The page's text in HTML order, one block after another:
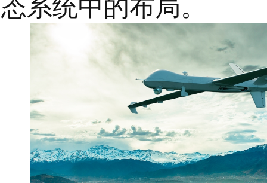
态系统中的布局。